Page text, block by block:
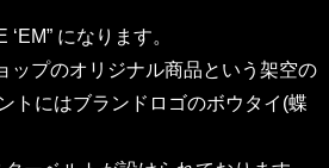
になります。
ップのオリジナル商品という架空の
トにはブランドロゴのボウタイ(蝶